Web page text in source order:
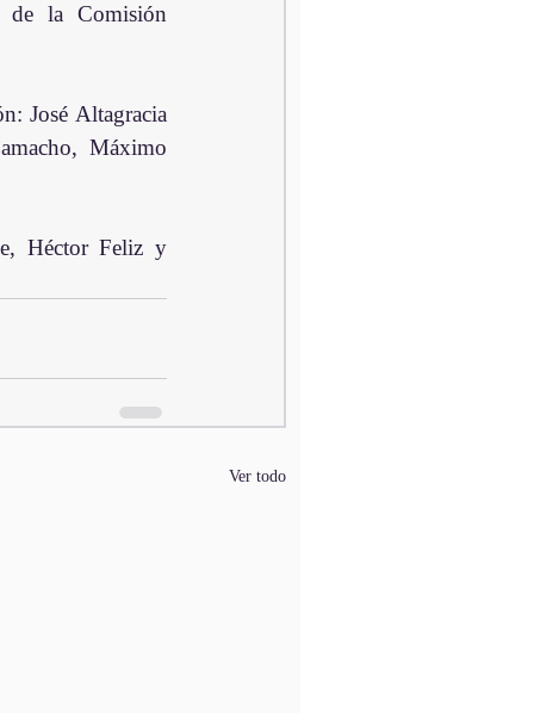
de la Comisión
José Altagracia
Máximo
Héctor Feliz y
Ver todo